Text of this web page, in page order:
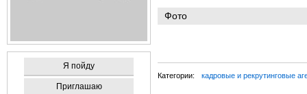
Я пойду
Приглашаю
Фото
Категории: кадровые и рекрутинговые